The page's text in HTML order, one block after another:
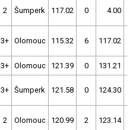
2 Šumperk 117.02 0 4.00
3+ Olomouc 115.32 6 117.02
3+ Olomouc 121.39 0 131.21
3+ Šumperk 121.58 0 124.30
2 Olomouc 120.99 2 123.14